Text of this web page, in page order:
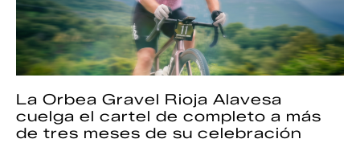
La Orbea Gravel Rioja Alavesa
cuelga el cartel de completo a más
de tres meses de su celebración